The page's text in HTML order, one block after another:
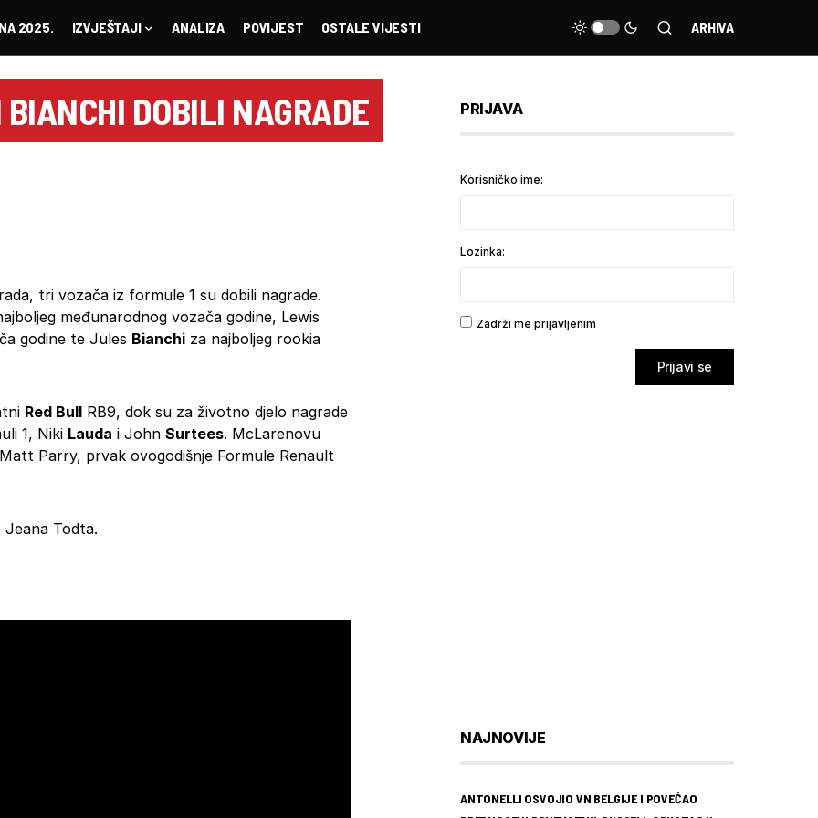
2025. IZVJEŠTAJI ANALIZA POVIJEST OSTALE VIJESTI ARHIVA
DOBILI NAGRADE
tri vozača iz formule 1 su dobili nagrade.
međunarodnog vozača godine, Lewis
godine te Jules Bianchi za najboljeg rookia
Red Bull RB9, dok su za životno djelo nagrade
1, Niki Lauda i John Surtees. McLarenovu
Parry, prvak ovogodišnje Formule Renault
Todta.
PRIJAVA
Korisničko ime:
Lozinka:
Zadrži me prijavljenim
Prijavi se
NAJNOVIJE
ANTONELLI OSVOJIO VN BELGIJE I POVEĆAO